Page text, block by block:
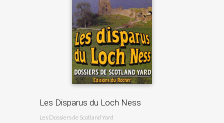
Les Disparus du Loch Ness
Les Dossiers de Scotland Yard